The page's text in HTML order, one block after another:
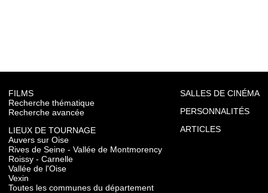
FILMS
Recherche thématique
Recherche avancée
LIEUX DE TOURNAGE
Auvers sur Oise
Rives de Seine - Vallée de Montmorency
Roissy - Carnelle
Vallée de l'Oise
Vexin
Toutes les communes du département
SALLES DE CINÉMA
PERSONNALITÉS
ARTICLES